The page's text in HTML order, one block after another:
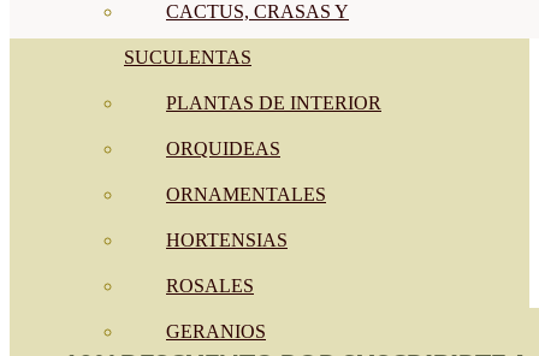
CACTUS, CRASAS Y
SUCULENTAS
PLANTAS DE INTERIOR
ORQUIDEAS
ORNAMENTALES
HORTENSIAS
ROSALES
GERANIOS